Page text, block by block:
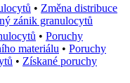
• Změna distribuce
zánik granulocytů
• Poruchy
materiálu • Poruchy
• Získané poruchy